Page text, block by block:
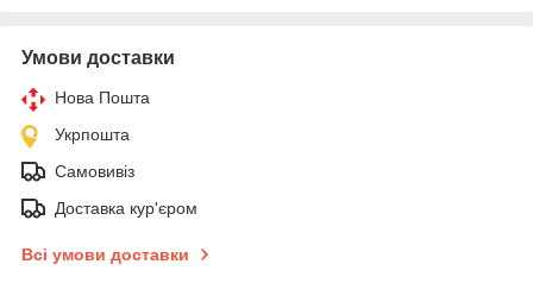
Умови доставки
Нова Пошта
Укрпошта
Самовивіз
Доставка кур'єром
Всі умови доставки